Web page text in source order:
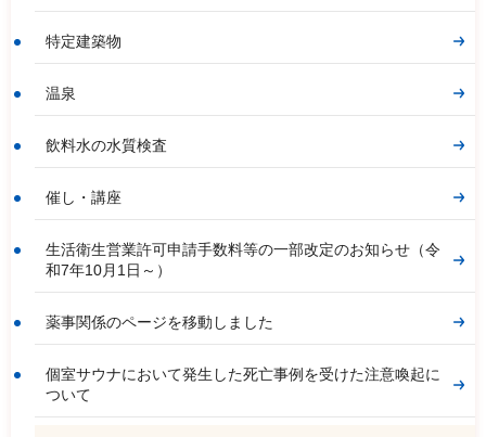
特定建築物
温泉
飲料水の水質検査
催し・講座
生活衛生営業許可申請手数料等の一部改定のお知らせ（令
和7年10月1日～）
薬事関係のページを移動しました
個室サウナにおいて発生した死亡事例を受けた注意喚起に
ついて